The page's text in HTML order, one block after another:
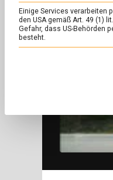
Einige Services verarbeiten
den USA gemäß Art. 49 (1)
Gefahr, dass US-Behörden
besteht.
Es folgt eine Liste